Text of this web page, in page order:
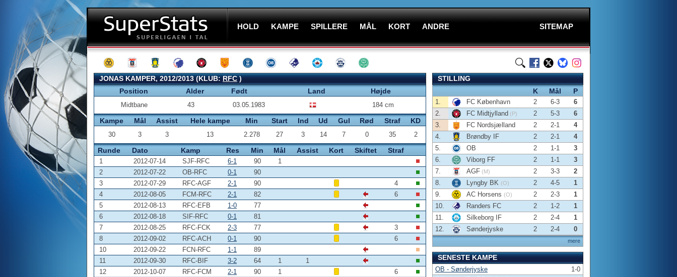
HOLD KAMPE SPILLERE MÅL KORT ANDRE SITEMAP
JONAS KAMPER, 2012/2013 (KLUB:RFC)
Position
Alder Født Land Højde
Midtbane 43 03.05.1983 184 cm
Kampe Mål Assist Hele kampe Min Start Ind Ud Gul Rød Straf KD
30 3 3 13 2.278 27 3 14 7 0 35 2
Runde Dato Kamp Res Min Mål Assist Kort Skiftet Straf
1 2012-07-14 SJF-RFC 6-1 90
1
2
2012-07-22 OB-RFC 0-1
90
3
2012-07-29 RFC-AGF 2-1 90
4
4
2012-08-05 FCM-RFC 2-1 82
6
5
2012-08-13 RFC-EFB 1-0
77
6
2012-08-18 SIF-RFC 0-1
81
7
2012-08-25 RFC-FCK 2-3 77
3
8
2012-09-02 RFC-ACH 0-1 90
6
10
2012-09-22 FCN-RFC 1-1
89
11
2012-09-30 RFC-BIF 3-2 64 1
1
12
2012-10-07 RFC-FCM 2-1 90 1
6
STILLING
K
Mål P
mere
1. FC København 2 6-3
6
2.
FC Midtjylland (P) 2 5-3
6
3.
FC Nordsjælland 2 2-1
4
4.
Brøndby IF 2 2-1
4
5.
OB 2 1-1
3
6.
Viborg FF 2 1-1
3
7.
AGF (M) 2 3-3
2
8.
Lyngby BK (O) 2 4-5
1
9.
AC Horsens (O) 2 2-3
1
10.
Randers FC 2 1-2
1
11.
Silkeborg IF 2 2-4
1
12.
Sønderjyske 2 2-4 0
SENESTE KAMPE
OB - Sønderjyske
1-0